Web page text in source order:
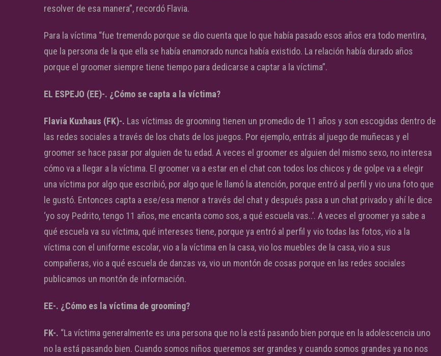
resolver de esa manera”, recordó Flavia.
Para la víctima “fue tremendo porque se dio cuenta que lo que había pasado esos años era todo mentira,
que la persona de la que ella se había enamorado nunca había existido. La relación había durado años
porque el groomer siempre tiene tiempo para dedicarse a captar a la víctima”.
EL ESPEJO (EE)-. ¿Cómo se capta a la víctima?
Flavia Kuxhaus (FK)-. Las víctimas de grooming tienen un promedio de 11 años y son escogidas dentro de
las redes sociales a través de los chats de los juegos. Por ejemplo, entrás al juego de muñecas y el
groomer se hace pasar por alguien de tu edad. A veces el groomer es alguien del mismo sexo, no interesa
cómo va a llegar a la víctima. El groomer va a estar en el chat con todos los chicos y de golpe va a elegir
una víctima por algo que escribió, por algo que le llamó la atención, porque entró al perfil y vio una foto que
le gustó. Entonces capta a ese/esa menor a través del chat y después pasa a un chat privado y ahí le dice
‘yo soy Pedrito, tengo 11 años, me encanta como sos, a qué escuela vas..’. A veces el groomer ya sabe a
qué escuela va su víctima, qué intereses tiene, porque ya entró al perfil y vio todas las fotos, vio a la
víctima con el uniforme escolar, vio a la víctima en la casa, vio los muebles de la casa, vio a sus
compañeras, vio a qué escuela de danzas va, vio un montón de cosas porque en las redes sociales
publicamos un montón de información.
EE-. ¿Cómo es la víctima de grooming?
FK-. “La víctima generalmente es una persona que no la está pasando bien porque en la adolescencia uno
no la está pasando bien. Cuando somos niños queremos ser grandes y cuando somos grandes ya no nos